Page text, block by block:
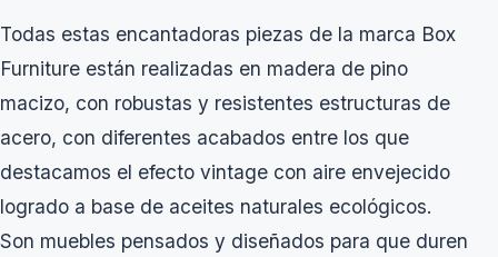
Todas estas encantadoras piezas de la marca Box
Furniture están realizadas en madera de pino
macizo, con robustas y resistentes estructuras de
acero, con diferentes acabados entre los que
destacamos el efecto vintage con aire envejecido
logrado a base de aceites naturales ecológicos.
Son muebles pensados y diseñados para que duren